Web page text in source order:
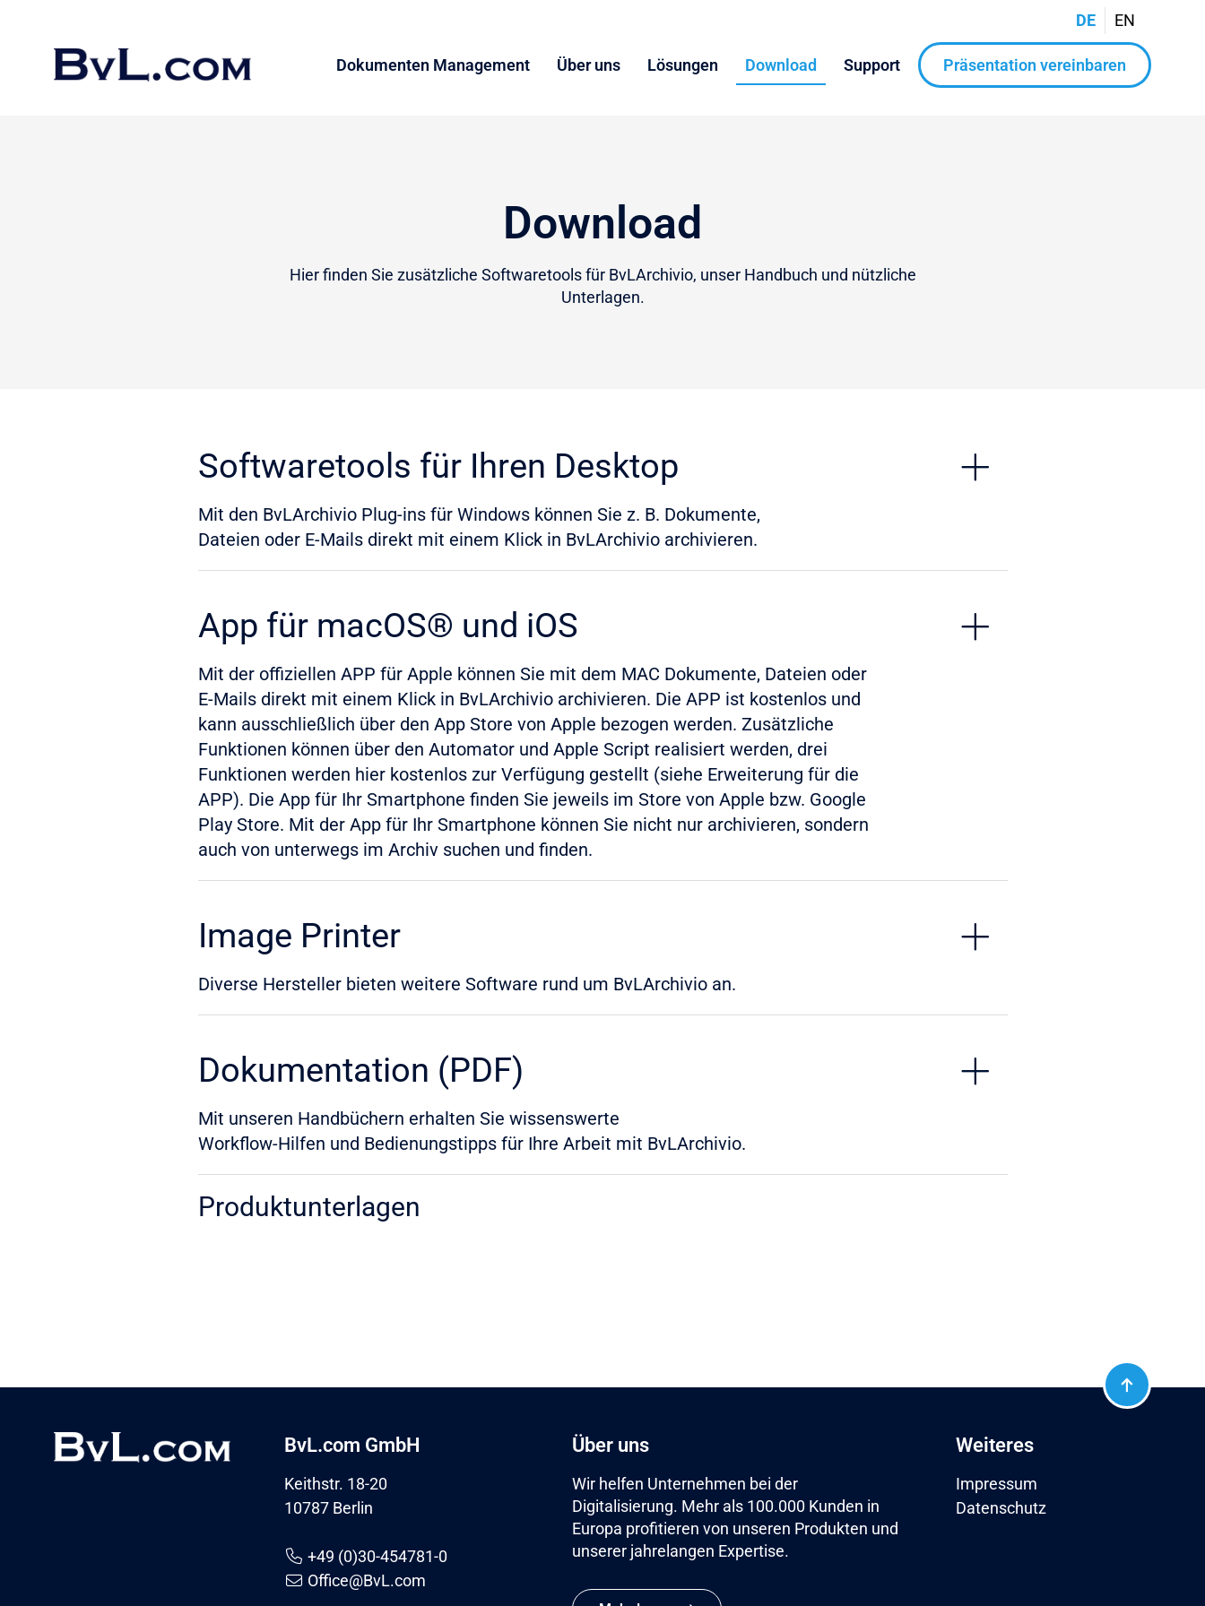
DE EN
Dokumenten Management Über uns Lösungen Download Support Präsentation vereinbaren
Download
Hier finden Sie zusätzliche Softwaretools für BvLArchivio, unser Handbuch und nützliche
Unterlagen.
Softwaretools für Ihren Desktop
Mit den BvLArchivio Plug-ins für Windows können Sie z. B. Dokumente,
Dateien oder E-Mails direkt mit einem Klick in BvLArchivio archivieren.
App für macOS® und iOS
Mit der offiziellen APP für Apple können Sie mit dem MAC Dokumente, Dateien oder
E-Mails direkt mit einem Klick in BvLArchivio archivieren. Die APP ist kostenlos und
kann ausschließlich über den App Store von Apple bezogen werden. Zusätzliche
Funktionen können über den Automator und Apple Script realisiert werden, drei
Funktionen werden hier kostenlos zur Verfügung gestellt (siehe Erweiterung für die
APP). Die App für Ihr Smartphone finden Sie jeweils im Store von Apple bzw. Google
Play Store. Mit der App für Ihr Smartphone können Sie nicht nur archivieren, sondern
auch von unterwegs im Archiv suchen und finden.
Image Printer
Diverse Hersteller bieten weitere Software rund um BvLArchivio an.
Dokumentation (PDF)
Mit unseren Handbüchern erhalten Sie wissenswerte
Workflow-Hilfen und Bedienungstipps für Ihre Arbeit mit BvLArchivio.
Produktunterlagen
BvL.com GmbH
Keithstr. 18-20
10787 Berlin
+49 (0)30-454781-0
Office@BvL.com
Über uns
Wir helfen Unternehmen bei der
Digitalisierung. Mehr als 100.000 Kunden in
Europa profitieren von unseren Produkten und
unserer jahrelangen Expertise.
Weiteres
Impressum
Datenschutz